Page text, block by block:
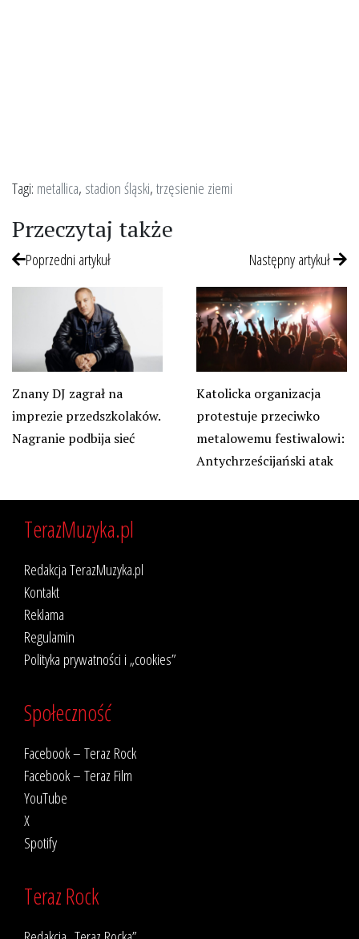
Tagi: metallica, stadion śląski,trzęsienie ziemi
Przeczytaj także
Poprzedni artykuł
Znany DJ zagrał na
imprezie przedszkolaków.
Nagranie podbija sieć
Następny artykuł
Katolicka organizacja
protestuje przeciwko
metalowemu festiwalowi:
Antychrześcijański atak
TerazMuzyka.pl
Redakcja TerazMuzyka.pl
Kontakt
Reklama
Regulamin
Polityka prywatności i „cookies”
Społeczność
Facebook – Teraz Rock
Facebook – Teraz Film
YouTube
X
Spotify
Teraz Rock